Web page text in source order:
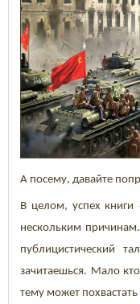
А посему, давайте
В целом, успех книги
нескольким
публицистический
зачитаешься. Мало
тему может